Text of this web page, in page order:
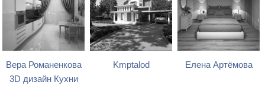
Вера Романенкова
3D дизайн Кухни
Kmptalod Елена Артёмова